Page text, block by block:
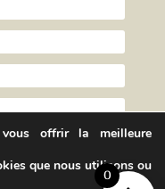
offrir la meilleure
que nous utilisons ou
0